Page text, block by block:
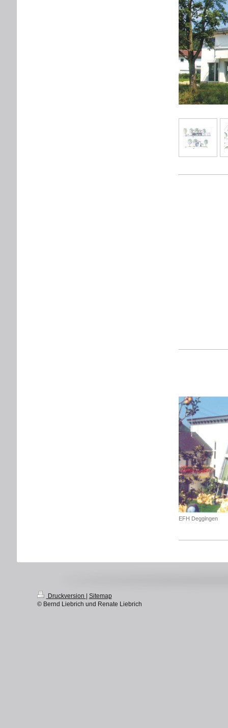
EFH Deggingen
Druckversion | Sitemap
© Bernd Liebrich und Renate Liebrich